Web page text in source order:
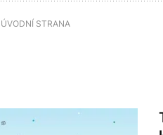
ÚVODNÍ STRANA